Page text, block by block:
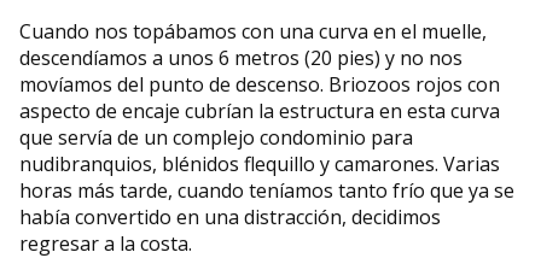
Cuando nos topábamos con una curva en el muelle,
descendíamos a unos 6 metros (20 pies) y no nos
movíamos del punto de descenso. Briozoos rojos con
aspecto de encaje cubrían la estructura en esta curva
que servía de un complejo condominio para
nudibranquios, blénidos flequillo y camarones. Varias
horas más tarde, cuando teníamos tanto frío que ya se
había convertido en una distracción, decidimos
regresar a la costa.